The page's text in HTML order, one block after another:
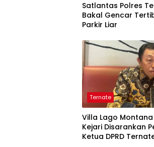
Satlantas Polres
Bakal Gencar
Parkir Liar
Ternate
Villa Lago
Kejari Disarankan
Ketua DPRD